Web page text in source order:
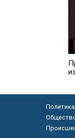
Политика